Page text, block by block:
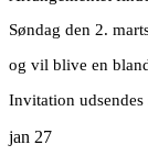
Søndag den 2.
og vil blive en
Invitation udsendes
jan 27